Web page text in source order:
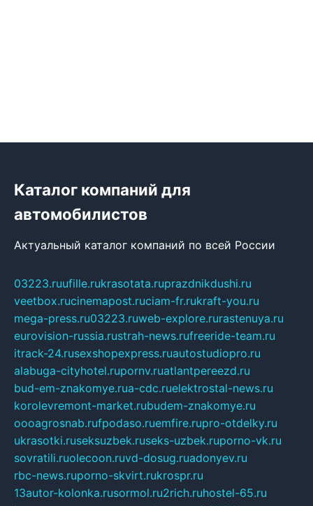
Каталог компаний для
автомобилистов
Актуальный каталог компаний по всей России
03223.ruufille.rukrasotata.ruprazdnikdushi.ru
veetbox.rucinemapost.ruciam-fr.rukraft-you.ru
mega-press.ru03223.ruweb-explore.rurastenuya.ru
eurovision-russia.rustrah-news.rufreeride-team.ru
itrack-24.rusexshopexpress.ruautostudiopro.ru
alabuga-cityhotel.rupornv.ruatlantpereezd.ru
bud-em-znakomye.rua-cdc.ruelektrostal-news.ru
korolevremont-market.rubudem-znakomye.ru
oooagrosnab.rufpodaso.ruemfire.rupro-otdelky.ru
ukrasotki.ruseksuzbek.ruseks-uzbek.ruporno-vk.ru
sovratili.ruolecoon.ruvd-dosug.ruadonyev.ru
rbc-news.ruporno-skvirt.rukrospr.ru
13autor-kolonka.rusormol.ru2rich.ruhostel-65.ru